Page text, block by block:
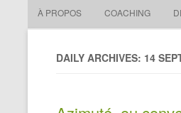
À PROPOS COACHING
DAILY ARCHIVES: 14